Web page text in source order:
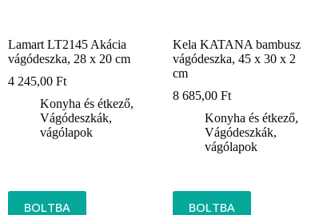
Lamart LT2145 Akácia
vágódeszka, 28 x 20 cm
4 245,00Ft
Konyha és étkező,
Vágódeszkák,
vágólapok
BOLTBA
Kela KATANA bambusz
vágódeszka, 45 x 30 x 2
cm
8 685,00Ft
Konyha és étkező,
Vágódeszkák,
vágólapok
BOLTBA